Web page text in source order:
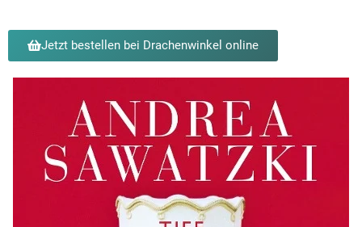
Jetzt bestellen bei Drachenwinkel online